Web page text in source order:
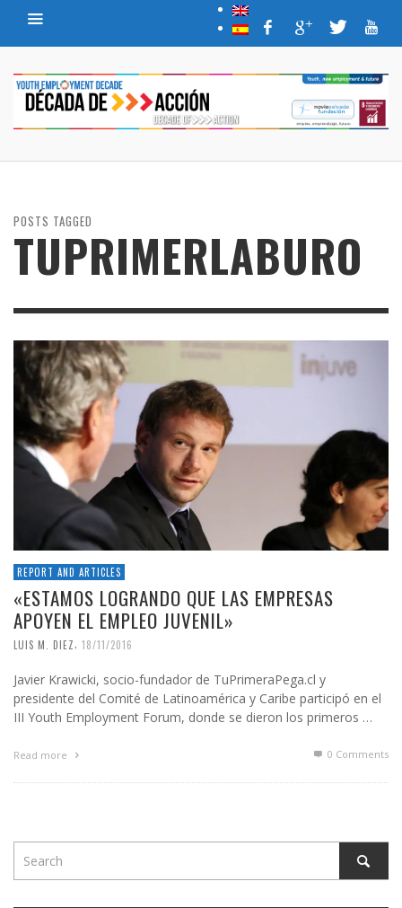
POSTS TAGGED
TUPRIMERLABURO
REPORT AND ARTICLES
«ESTAMOS LOGRANDO QUE LAS EMPRESAS
APOYEN EL EMPLEO JUVENIL»
LUIS M. DIEZ, 18/11/2016
Javier Krawicki, socio-fundador de TuPrimeraPega.cl y
presidente del Comité de Latinoamérica y Caribe participó en el
III Youth Employment Forum, donde se dieron los primeros …
Read more 0 Comments